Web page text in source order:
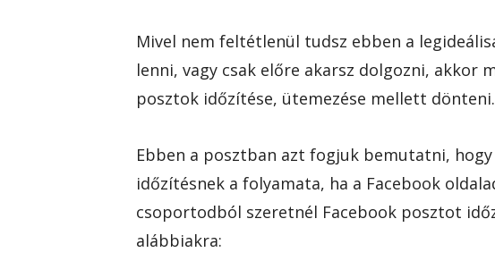
Mivel nem feltétlenül tudsz ebben a
lenni, vagy csak előre akarsz dolgozni, akkor
posztok időzítése, ütemezése mellett dönteni.
Ebben a posztban azt fogjuk bemutatni,
időzítésnek a folyamata, ha a Facebook
csoportodból szeretnél Facebook posztot
alábbiakra: